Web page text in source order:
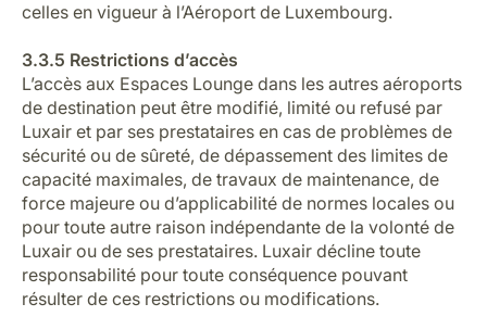
celles en vigueur à l’Aéroport de Luxembourg.
3.3.5 Restrictions d’accès
L’accès aux Espaces Lounge dans les autres aéroports
de destination peut être modifié, limité ou refusé par
Luxair et par ses prestataires en cas de problèmes de
sécurité ou de sûreté, de dépassement des limites de
capacité maximales, de travaux de maintenance, de
force majeure ou d’applicabilité de normes locales ou
pour toute autre raison indépendante de la volonté de
Luxair ou de ses prestataires. Luxair décline toute
responsabilité pour toute conséquence pouvant
résulter de ces restrictions ou modifications.